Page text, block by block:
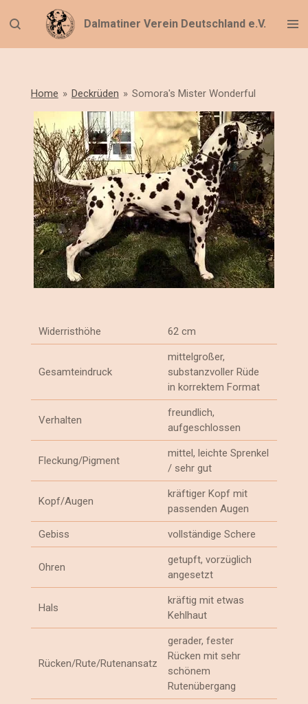
Hauptinhalt
Dalmatiner Verein Deutschland e.V.
Home » Deckrüden » Somora's Mister Wonderful
Widerristhöhe 62 cm
Gesamteindruck
mittelgroßer,
substanzvoller Rüde
in korrektem Format
Verhalten
freundlich,
aufgeschlossen
Fleckung/Pigment
mittel, leichte Sprenkel
/ sehr gut
Kopf/Augen
kräftiger Kopf mit
passenden Augen
Gebiss vollständige Schere
Ohren
getupft, vorzüglich
angesetzt
Hals
kräftig mit etwas
Kehlhaut
Rücken/Rute/Rutenansatz
gerader, fester
Rücken mit sehr
schönem
Rutenübergang